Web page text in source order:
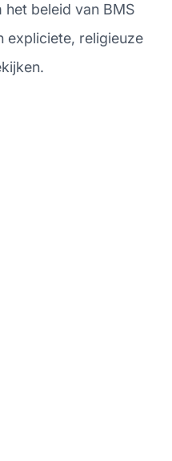
beleid van BMS
expliciete, religieuze